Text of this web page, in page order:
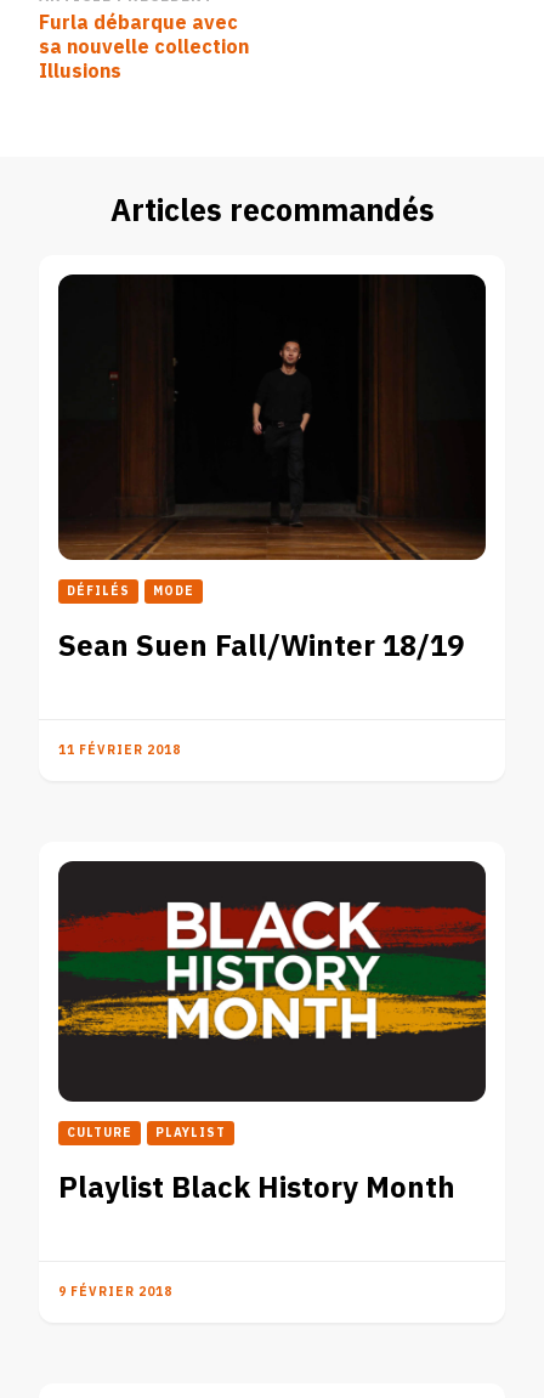
d’article
Furla débarque avec
sa nouvelle collection
Illusions
Articles recommandés
DÉFILÉS MODE
Sean Suen Fall/Winter 18/19
11 FÉVRIER 2018
CULTURE PLAYLIST
Playlist Black History Month
9 FÉVRIER 2018